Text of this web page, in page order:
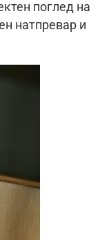
поглед на
натпревар и